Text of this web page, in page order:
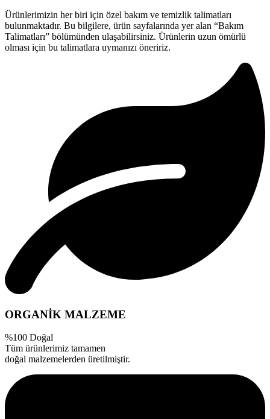
Ürünlerimizin her biri için özel bakım ve temizlik talimatları
bulunmaktadır. Bu bilgilere, ürün sayfalarında yer alan “Bakım
Talimatları” bölümünden ulaşabilirsiniz. Ürünlerin uzun ömürlü
olması için bu talimatlara uymanızı öneririz.
ORGANİK MALZEME
%100 Doğal
Tüm ürünlerimiz tamamen
doğal malzemelerden üretilmiştir.